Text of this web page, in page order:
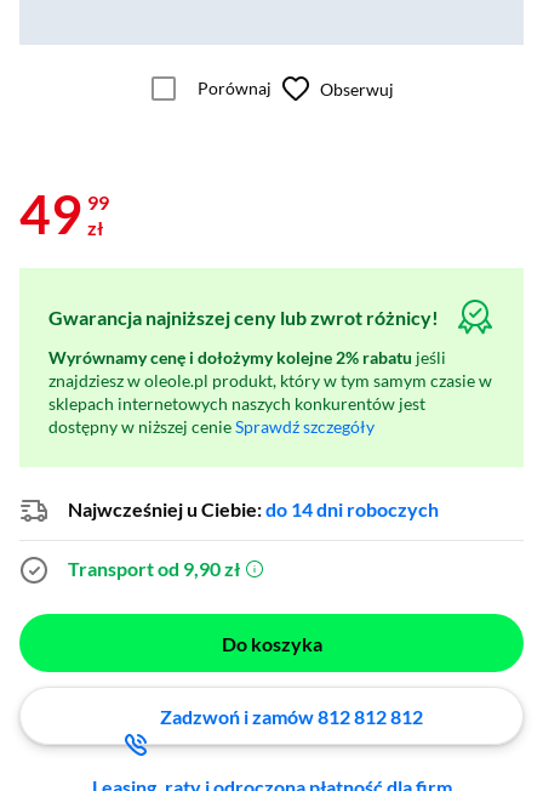
Porównaj Obserwuj
49 99
zł
Gwarancja najniższej ceny lub zwrot różnicy!
Wyrównamy cenę i dołożymy kolejne 2% rabatu jeśli
znajdziesz w oleole.pl produkt, który w tym samym czasie w
sklepach internetowych naszych konkurentów jest
dostępny w niższej cenieSprawdź szczegóły
Najwcześniej u Ciebie:do 14 dni roboczych
Transport od 9,90 zł (otworzy się w nowym oknie)
Do koszyka
Zadzwoń i zamów 812 812 812